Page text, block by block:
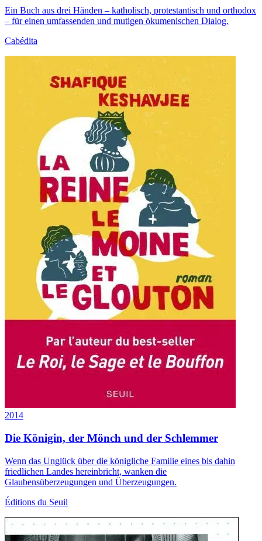
Ein Buch aus drei Händen – katholisch, protestantisch und orthodox
– für einen umfassenden und mutigen ökumenischen Dialog.
Cabédita
2014
Die Königin, der Mönch und der Schlemmer
Wenn das Unglück über die königliche Familie eines bis dahin
friedlichen Landes hereinbricht, wanken die
Glaubensüberzeugungen und Überzeugungen.
Éditions du Seuil